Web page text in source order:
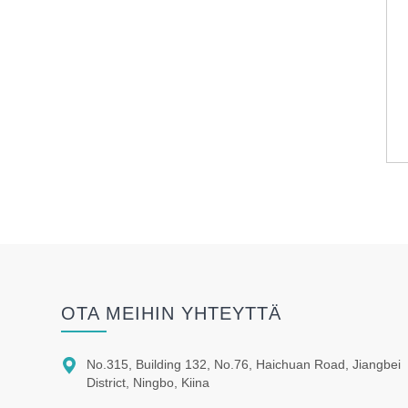
OTA MEIHIN YHTEYTTÄ

No.315, Building 132, No.76, Haichuan Road, Jiangbei
District, Ningbo, Kiina